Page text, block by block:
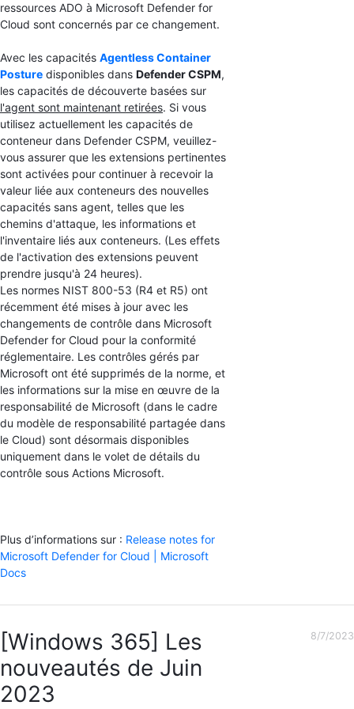
ressources ADO à Microsoft Defender for
Cloud sont concernés par ce changement.
Avec les capacités Agentless Container
Posture disponibles dans Defender CSPM,
les capacités de découverte basées sur
l'agent sont maintenant retirées. Si vous
utilisez actuellement les capacités de
conteneur dans Defender CSPM, veuillez-
vous assurer que les extensions pertinentes
sont activées pour continuer à recevoir la
valeur liée aux conteneurs des nouvelles
capacités sans agent, telles que les
chemins d'attaque, les informations et
l'inventaire liés aux conteneurs. (Les effets
de l'activation des extensions peuvent
prendre jusqu'à 24 heures).
Les normes NIST 800-53 (R4 et R5) ont
récemment été mises à jour avec les
changements de contrôle dans Microsoft
Defender for Cloud pour la conformité
réglementaire. Les contrôles gérés par
Microsoft ont été supprimés de la norme, et
les informations sur la mise en œuvre de la
responsabilité de Microsoft (dans le cadre
du modèle de responsabilité partagée dans
le Cloud) sont désormais disponibles
uniquement dans le volet de détails du
contrôle sous Actions Microsoft.
Plus d’informations sur : Release notes for
Microsoft Defender for Cloud | Microsoft
Docs
[Windows 365] Les
nouveautés de Juin
2023
8/7/2023